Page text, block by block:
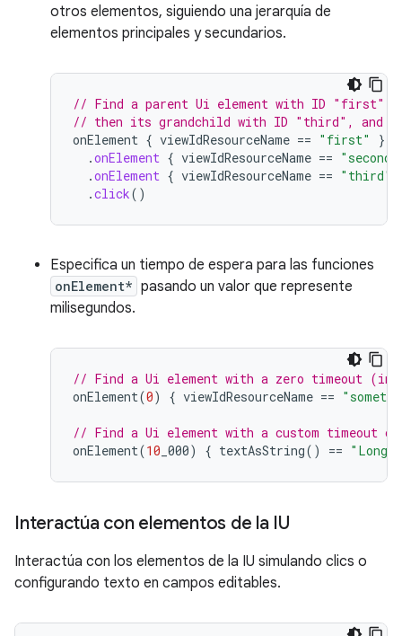
otros elementos, siguiendo una jerarquía de
elementos principales y secundarios.
// Find a parent Ui element with ID "first",
// then its grandchild with ID "third", and
onElement { viewIdResourceName == "first"
}
.onElement { viewIdResourceName == "second"
.onElement { viewIdResourceName == "third"
.click()
Especifica un tiempo de espera para las funciones
onElement* pasando un valor que represente
milisegundos.
// Find a Ui element with a zero timeout
onElement(0) { viewIdResourceName ==
// Find a Ui element with a custom timeout of
onElement(10 _000) { textAsString() == "Long
Interactúa con elementos de la IU
Interactúa con los elementos de la IU simulando clics o
configurando texto en campos editables.